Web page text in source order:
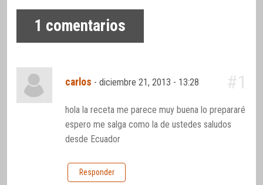
1 comentarios
carlos -diciembre 21, 2013 - 13:28 #1
hola la receta me parece muy buena lo prepararé
espero me salga como la de ustedes saludos
desde Ecuador
Responder